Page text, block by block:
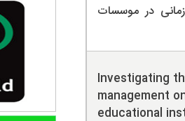
در موسسات
Investigating
management
educational